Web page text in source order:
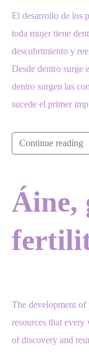
El desarrollo de los
toda mujer tiene
descubrimiento y
Desde dentro surge
dentro surgen las
sucede el primer
Continue reading
Áine,
The development of
resources that
of discovery and